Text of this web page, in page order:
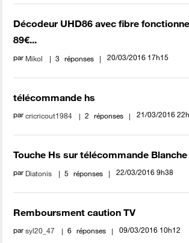
Décodeur UHD86 avec fibre
89€...
par Mikol 3 réponses ‎20/03/2016 17h15
télécommande hs
parcricricout1984 2 réponses ‎21/03/2016
Touche Hs sur télécommande Blanche
par Diatonis 5 réponses ‎22/03/2016 9h38
Remboursment caution TV
parsyl20_47 6 réponses ‎09/03/2016 10h12